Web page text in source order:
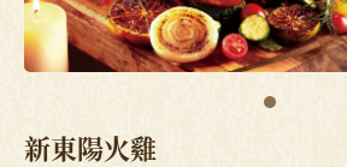
新東陽火雞